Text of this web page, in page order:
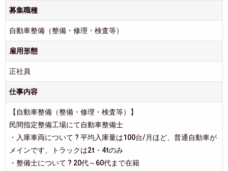
募集職種
自動車整備（整備・修理・検査等）
雇用形態
正社員
仕事内容
【自動車整備（整備・修理・検査等）】
民間指定整備工場にて自動車整備士
・入庫車両について ? 平均入庫量は100台/月ほど、普通自動車が
メインです、トラックは2t・4tのみ
・整備士について ? 20代～60代まで在籍